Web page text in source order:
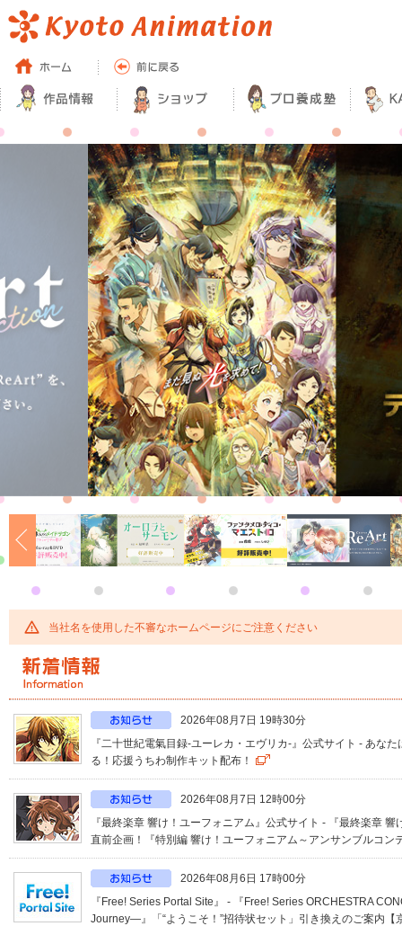
当社名を使用した不審なホームページにご注意ください
2026年08月7日 19時30分
『二十世紀電氣目録-ユーレカ・エヴリカ-』公式サイト - あな
る！応援うちわ制作キット配布！
2026年08月7日 12時00分
『最終楽章 響け！ユーフォニアム』公式サイト - 『最終楽章
直前企画！『特別編 響け！ユーフォニアム～アンサンブルコン
2026年08月6日 17時00分
『Free! Series Portal Site』 - 『Free! Series ORCHESTRA
Journey―』「“ようこそ！”招待状セット」引き換えのご案内【